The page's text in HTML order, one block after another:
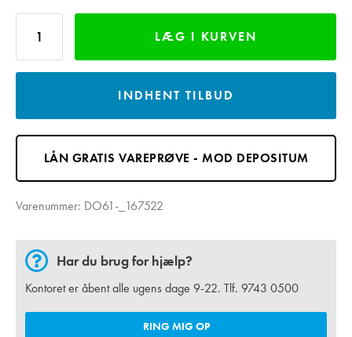
LÆG I KURVEN
INDHENT TILBUD
LÅN GRATIS VAREPRØVE - MOD DEPOSITUM
Varenummer: DO61-_167522
Har du brug for hjælp?
Kontoret er åbent alle ugens dage 9-22. Tlf. 9743 0500
RING MIG OP